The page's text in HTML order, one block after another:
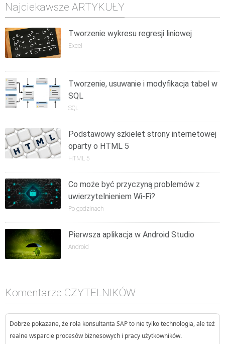
Najciekawsze ARTYKUŁY
Tworzenie wykresu regresji liniowej
Excel
Tworzenie, usuwanie i modyfikacja tabel w
SQL
SQL
Podstawowy szkielet strony internetowej
oparty o HTML 5
HTML 5
Co może być przyczyną problemów z
uwierzytelnieniem Wi-Fi?
Po godzinach
Pierwsza aplikacja w Android Studio
Android
Komentarze CZYTELNIKÓW
Dobrze pokazane, że rola konsultanta SAP to nie tylko technologia, ale też
realne wsparcie procesów biznesowych i pracy użytkowników.